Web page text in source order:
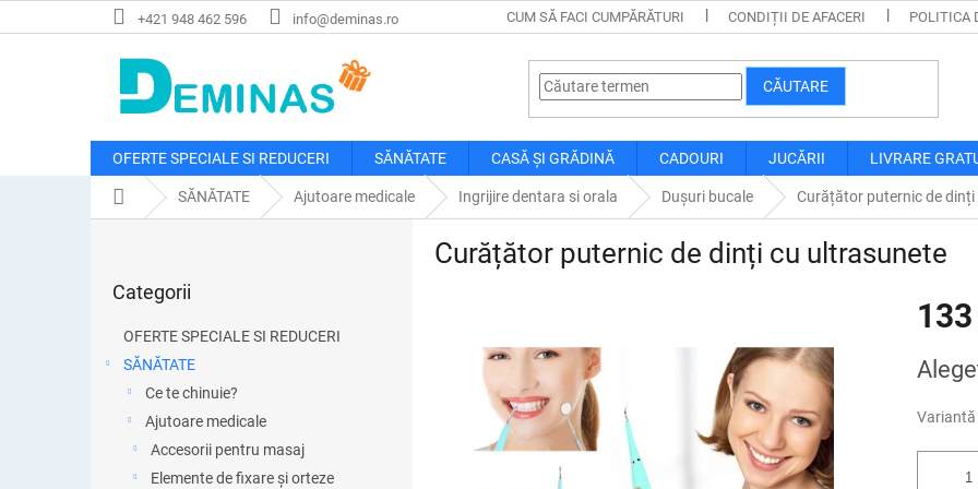
la
+421 948 462 596 info@deminas.ro CUM SĂ FACI CUMPĂRĂTURI CONDIȚII DE AFACERI POLITICA
CĂUTARE
OFERTE SPECIALE SI REDUCERI SĂNĂTATE CASĂ ȘI GRĂDINĂ CADOURI JUCĂRII LIVRARE
Acasă SĂNĂTATE Ajutoare medicale Ingrijire dentara si orala Dușuri bucale Curățător puternic de
peste
Categorii
OFERTE SPECIALE SI REDUCERI
SĂNĂTATE
Ce te chinuie?
Ajutoare medicale
Accesorii pentru masaj
Elemente de fixare și orteze
Curățător puternic de dinți cu ultrasunete
133
preţ:
Variantă